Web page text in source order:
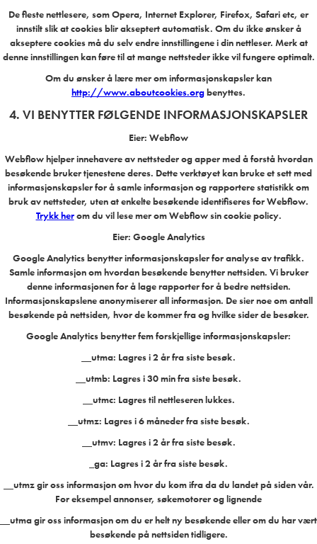
De fleste nettlesere, som Opera, Internet Explorer, Firefox, Safari etc, er
innstilt slik at cookies blir akseptert automatisk. Om du ikke ønsker å
akseptere cookies må du selv endre innstillingene i din nettleser. Merk at
denne innstillingen kan føre til at mange nettsteder ikke vil fungere optimalt.
Om du ønsker å lære mer om informasjonskapsler kan
http://www.aboutcookies.orgbenyttes.
4. VI BENYTTER FØLGENDE INFORMASJONSKAPSLER
Eier: Webflow
Webflow hjelper innehavere av nettsteder og apper med å forstå hvordan
besøkende bruker tjenestene deres. Dette verktøyet kan bruke et sett med
informasjonskapsler for å samle informasjon og rapportere statistikk om
bruk av nettsteder, uten at enkelte besøkende identifiseres for Webflow.
Trykk herom du vil lese mer om Webflow sin cookie policy.
Eier: Google Analytics
Google Analytics benytter informasjonskapsler for analyse av trafikk.
Samle informasjon om hvordan besøkende benytter nettsiden. Vi bruker
denne informasjonen for å lage rapporter for å bedre nettsiden.
Informasjonskapslene anonymiserer all informasjon. De sier noe om antall
besøkende på nettsiden, hvor de kommer fra og hvilke sider de besøker.
Google Analytics benytter fem forskjellige informasjonskapsler:
__utma: Lagres i 2 år fra siste besøk.
__utmb: Lagres i 30 min fra siste besøk.
__utmc: Lagres til nettleseren lukkes.
__utmz: Lagres i 6 måneder fra siste besøk.
__utmv: Lagres i 2 år fra siste besøk.
_ga: Lagres i 2 år fra siste besøk.
__utmz gir oss informasjon om hvor du kom ifra da du landet på siden vår.
For eksempel annonser, søkemotorer og lignende
__utma gir oss informasjon om du er helt ny besøkende eller om du har vært
besøkende på nettsiden tidligere.